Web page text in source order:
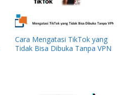
Cara Mengatasi TikTok yang
Tidak Bisa Dibuka Tanpa VPN